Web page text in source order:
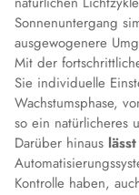
Sonnenuntergang
ausgewogenere
Mit der
Sie individuelle
Wachstumsphase,
so ein natürlicheres
Darüber hinaus
Kontrolle haben,